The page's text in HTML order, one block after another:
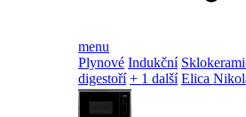
menu
Plynové Indukční
digestoří + 1 další Elica